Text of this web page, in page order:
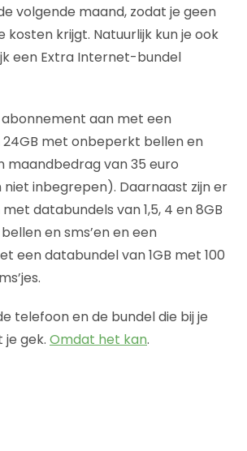
volgende maand, zodat je geen
krijgt. Natuurlijk kun je ook
een Extra Internet-bundel
aan met een
met onbeperkt bellen en
maandbedrag van 35 euro
inbegrepen). Daarnaast zijn er
databundels van 1,5, 4 en 8GB
en sms’en en een
een databundel van 1GB met 100
telefoon en de bundel die bij je
gek. Omdat het kan.